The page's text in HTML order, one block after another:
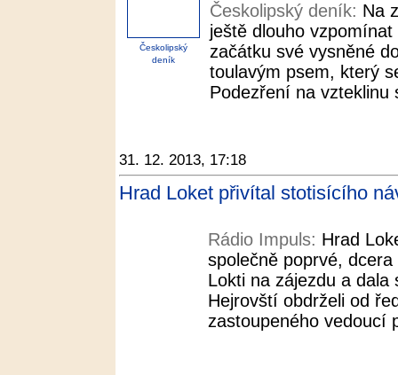
Českolipský
deník
Českolipský deník: Na
ještě dlouho
začátku své vysněné
toulavým psem, který
Podezření na
31. 12. 2013, 17:18
Hrad Loket přivítal stotisícího
Rádio Impuls: Hrad
společně poprvé,
Lokti na zájezdu a
Hejrovští obdrželi od
zastoupeného vedoucí